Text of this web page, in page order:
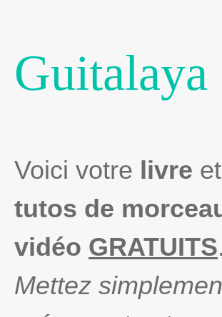
Guitalaya
Voici votre livre
tutos de
vidéo GRATUITS.
Mettez